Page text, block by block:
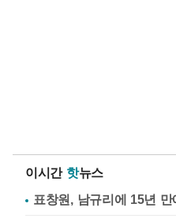
이시간 핫뉴스
표창원, 남규리에 15년